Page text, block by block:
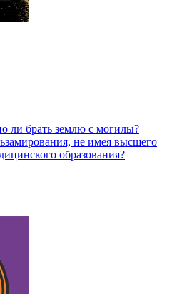
ли брать землю с могилы?
не имея высшего
образования?